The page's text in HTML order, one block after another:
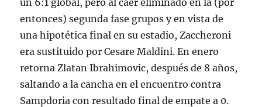
un 6:1 global, pero al caer eliminado en la (por
entonces) segunda fase grupos y en vista de
una hipotética final en su estadio, Zaccheroni
era sustituido por Cesare Maldini. En enero
retorna Zlatan Ibrahimovic, después de 8 años,
saltando a la cancha en el encuentro contra
Sampdoria con resultado final de empate a 0.